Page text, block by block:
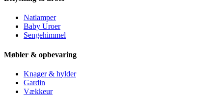
Natlamper
Baby Uroer
Sengehimmel
Møbler & opbevaring
Knager & hylder
Gardin
Vækkeur